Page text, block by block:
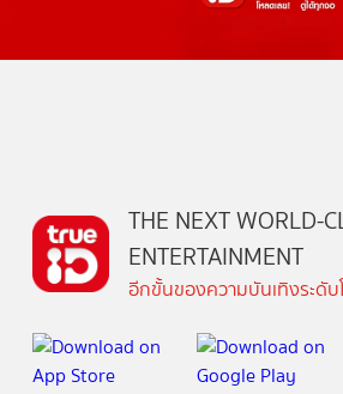
THE NEXT WORLD-
ENTERTAINMENT
อีกขั้นของความบันเทิงระดั